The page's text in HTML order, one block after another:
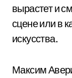
вырастет и
сцене или в
искусства.
Максим